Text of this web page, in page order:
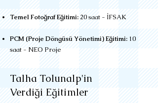
Temel Fotoğraf Eğitimi: 20 saat - İFSAK
PCM (Proje Döngüsü Yönetimi) Eğitimi: 10
saat - NEO Proje
Talha Tolunalp'in
Verdiği Eğitimler